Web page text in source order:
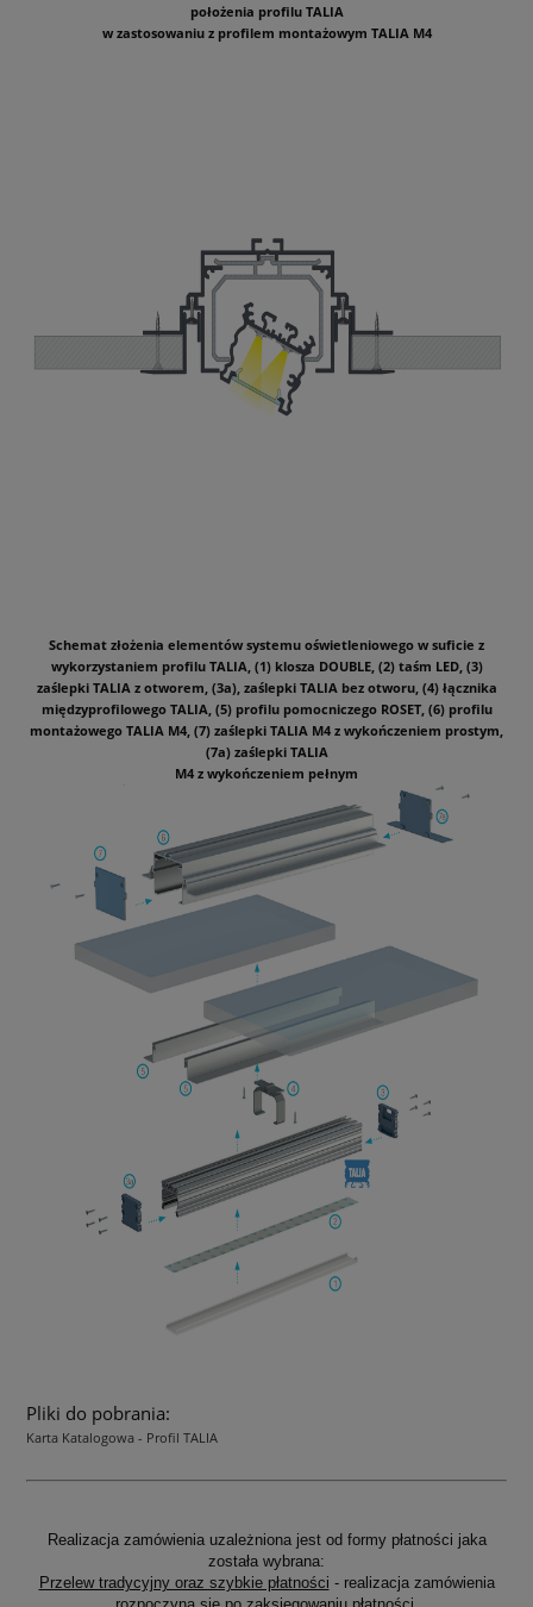
położenia profilu TALIA
w zastosowaniu z profilem montażowym TALIA M4
Schemat złożenia elementów systemu oświetleniowego w suficie z
wykorzystaniem profilu TALIA, (1) klosza DOUBLE, (2) taśm LED, (3)
zaślepki TALIA z otworem, (3a), zaślepki TALIA bez otworu, (4) łącznika
międzyprofilowego TALIA, (5) profilu pomocniczego ROSET, (6) profilu
montażowego TALIA M4, (7) zaślepki TALIA M4 z wykończeniem prostym,
(7a) zaślepki TALIA
M4 z wykończeniem pełnym
Pliki do pobrania:
Karta Katalogowa - Profil TALIA
Realizacja zamówienia uzależniona jest od formy płatności jaka
została wybrana:
Przelew tradycyjny oraz szybkie płatności - realizacja zamówienia